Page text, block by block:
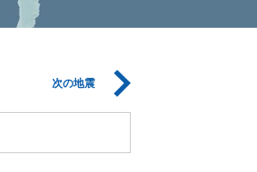
次の地震